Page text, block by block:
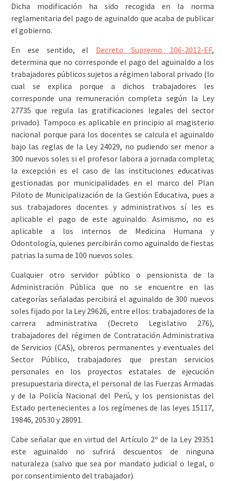
Dicha modificación ha sido recogida en la norma
reglamentaria del pago de aguinaldo que acaba de publicar
el gobierno.
En ese sentido, el Decreto Supremo 106-2012-EF,
determina que no corresponde el pago del aguinaldo a los
trabajadores públicos sujetos a régimen laboral privado (lo
cual se explica porque a dichos trabajadores les
corresponde una remuneración completa según la Ley
27735 que regula las gratificaciones legales del sector
privado). Tampoco es aplicable en principio al magisterio
nacional porque para los docentes se calcula el aguinaldo
bajo las reglas de la Ley 24029, no pudiendo ser menor a
300 nuevos soles si el profesor labora a jornada completa;
la excepción es el caso de las instituciones educativas
gestionadas por municipalidades en el marco del Plan
Piloto de Municipalización de la Gestión Educativa, pues a
sus trabajadores docentes y administrativos sí les es
aplicable el pago de este aguinaldo. Asimismo, no es
aplicable a los internos de Medicina Humana y
Odontología, quienes percibirán como aguinaldo de fiestas
patrias la suma de 100 nuevos soles.
Cualquier otro servidor público o pensionista de la
Administración Pública que no se encuentre en las
categorías señaladas percibirá el aguinaldo de 300 nuevos
soles fijado por la Ley 29626, entre ellos: trabajadores de la
carrera administrativa (Decreto Legislativo 276),
trabajadores del régimen de Contratación Administrativa
de Servicios (CAS), obreros permanentes y eventuales del
Sector Público, trabajadores que prestan servicios
personales en los proyectos estatales de ejecución
presupuestaria directa, el personal de las Fuerzas Armadas
y de la Policía Nacional del Perú, y los pensionistas del
Estado pertenecientes a los regímenes de las leyes 15117,
19846, 20530 y 28091.
Cabe señalar que en virtud del Artículo 2º de la Ley 29351
este aguinaldo no sufrirá descuentos de ninguna
naturaleza (salvo que sea por mandato judicial o legal, o
por consentimiento del trabajador).